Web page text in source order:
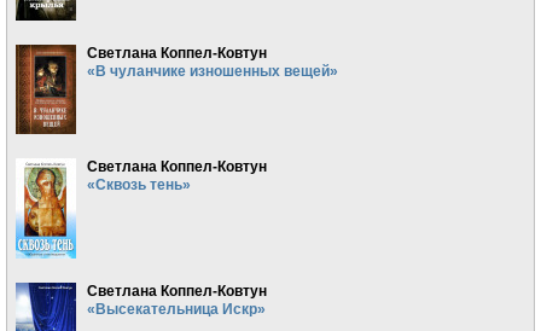
Светлана Коппел-Ковтун
«В чуланчике изношенных вещей»
Светлана Коппел-Ковтун
«Сквозь тень»
Светлана Коппел-Ковтун
«Высекательница Искр»